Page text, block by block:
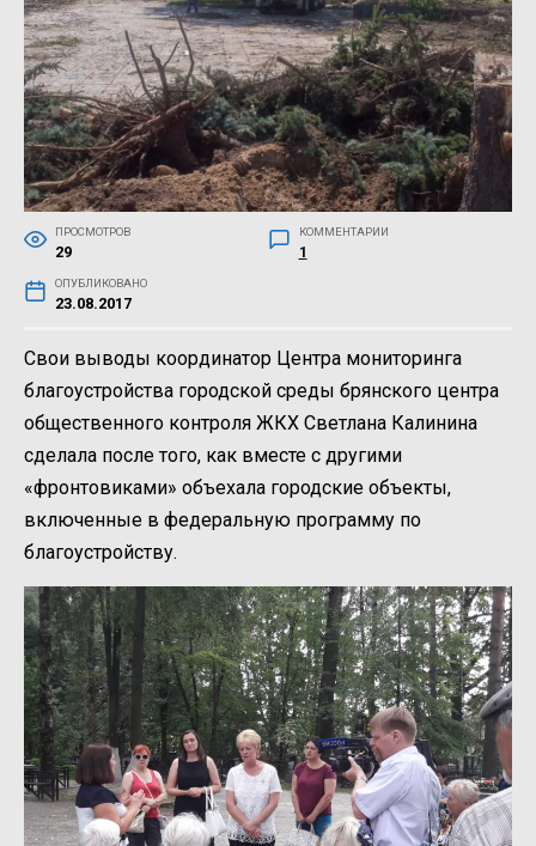
ПРОСМОТРОВ
29
КОММЕНТАРИИ
1
ОПУБЛИКОВАНО
23.08.2017
Свои выводы координатор Центра мониторинга
благоустройства городской среды брянского центра
общественного контроля ЖКХ Светлана Калинина
сделала после того, как вместе с другими
«фронтовиками» объехала городские объекты,
включенные в федеральную программу по
благоустройству.